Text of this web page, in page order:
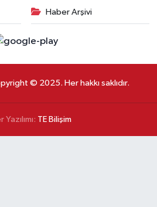
Haber Arşivi
© 2025. Her hakkı saklıdır.
Yazılımı: TE Bilişim